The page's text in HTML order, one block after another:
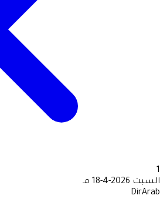
1
السبت 2026-4-18 مـ
DirArab